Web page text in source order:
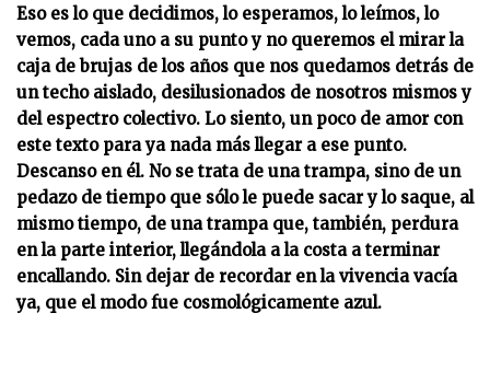
Eso es lo que decidimos, lo esperamos, lo leímos, lo
vemos, cada uno a su punto y no queremos el mirar la
caja de brujas de los años que nos quedamos detrás de
un techo aislado, desilusionados de nosotros mismos y
del espectro colectivo. Lo siento, un poco de amor con
este texto para ya nada más llegar a ese punto.
Descanso en él. No se trata de una trampa, sino de un
pedazo de tiempo que sólo le puede sacar y lo saque, al
mismo tiempo, de una trampa que, también, perdura
en la parte interior, llegándola a la costa a terminar
encallando. Sin dejar de recordar en la vivencia vacía
ya, que el modo fue cosmológicamente azul.